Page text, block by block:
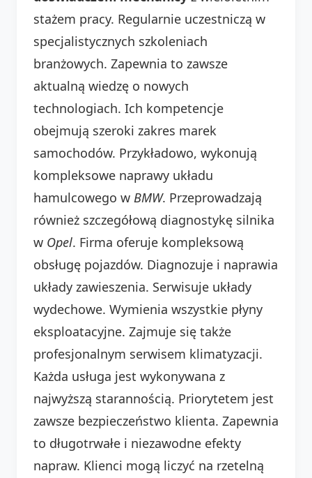
stażem pracy. Regularnie uczestniczą w
specjalistycznych szkoleniach
branżowych. Zapewnia to zawsze
aktualną wiedzę o nowych
technologiach. Ich kompetencje
obejmują szeroki zakres marek
samochodów. Przykładowo, wykonują
kompleksowe naprawy układu
hamulcowego w BMW. Przeprowadzają
również szczegółową diagnostykę silnika
w Opel. Firma oferuje kompleksową
obsługę pojazdów. Diagnozuje i naprawia
układy zawieszenia. Serwisuje układy
wydechowe. Wymienia wszystkie płyny
eksploatacyjne. Zajmuje się także
profesjonalnym serwisem klimatyzacji.
Każda usługa jest wykonywana z
najwyższą starannością. Priorytetem jest
zawsze bezpieczeństwo klienta. Zapewnia
to długotrwałe i niezawodne efekty
napraw. Klienci mogą liczyć na rzetelną